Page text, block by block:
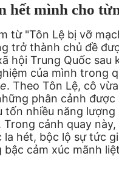
hết mình cho
từ "Tôn Lệ bị vỡ
trở thành chủ đề
hội Trung Quốc sau
của mình trong
. Theo Tôn Lệ, cô
phân cảnh được
tốn nhiều năng
Trong cảnh quay
la hét, bộc lộ sự tức
bậc cảm xúc mãnh